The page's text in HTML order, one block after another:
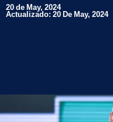
20 de May, 2024
Actualizado: 20 De May, 2024